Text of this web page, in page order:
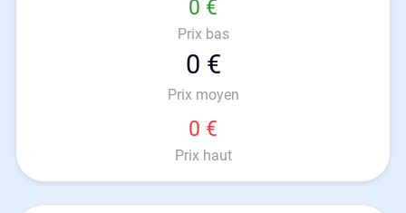
0 €
Prix bas
0 €
Prix moyen
0 €
Prix haut